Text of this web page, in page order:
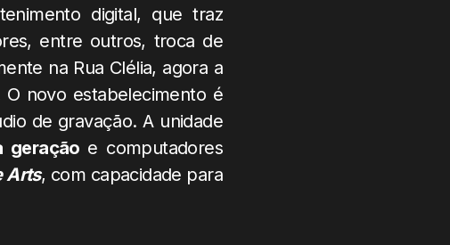
digital, que traz
entre outros, troca de
na Rua Clélia, agora a
O novo estabelecimento é
de gravação. A unidade
geração e computadores
Arts, com capacidade para